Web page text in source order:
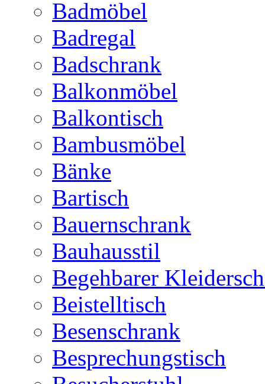
Badmöbel
Badregal
Badschrank
Balkonmöbel
Balkontisch
Bambusmöbel
Bänke
Bartisch
Bauernschrank
Bauhausstil
Begehbarer
Beistelltisch
Besenschrank
Besprechungstisch